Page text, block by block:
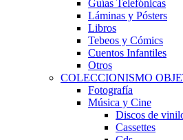
Guías Telefónicas
Láminas y Pósters
Libros
Tebeos y Cómics
Cuentos Infantiles
Otros
COLECCIONISMO
Fotografía
Música y Cine
Discos de
Cassettes